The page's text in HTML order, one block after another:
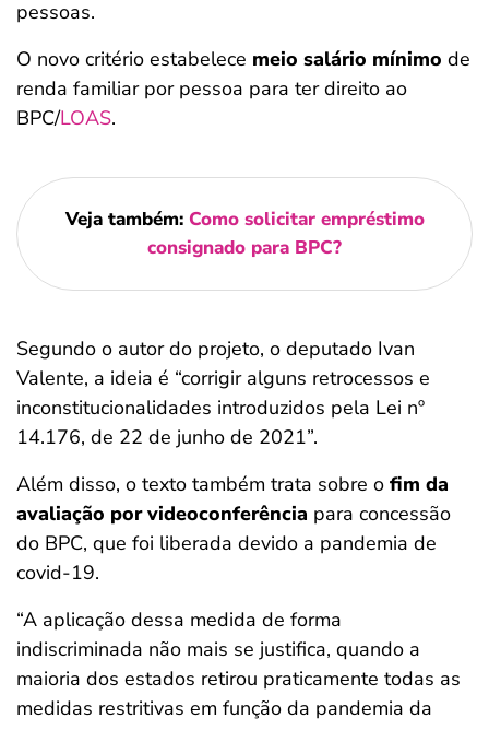
pessoas.
O novo critério estabelece meio salário mínimo de
renda familiar por pessoa para ter direito ao
BPC/LOAS.
Veja também: Como solicitar empréstimo
consignado para BPC?
Segundo o autor do projeto, o deputado Ivan
Valente, a ideia é “corrigir alguns retrocessos e
inconstitucionalidades introduzidos pela Lei nº
14.176, de 22 de junho de 2021”.
Além disso, o texto também trata sobre o fim da
avaliação por videoconferência para concessão
do BPC, que foi liberada devido a pandemia de
covid-19.
“A aplicação dessa medida de forma
indiscriminada não mais se justifica, quando a
maioria dos estados retirou praticamente todas as
medidas restritivas em função da pandemia da